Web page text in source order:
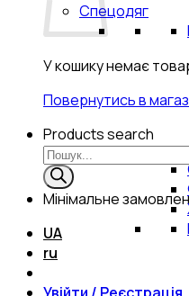
У кошику немає
Повернутись в
Products search
Мінімальне
UA
ru
Спецодяг